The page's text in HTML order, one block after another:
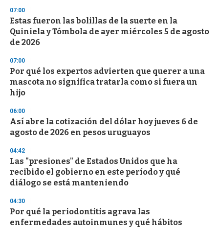
d
s
o
f
3
s
e
c
o
n
s
07:00
Estas fueron las bolillas de la suerte en la
Quiniela y Tómbola de ayer miércoles 5 de agosto
de 2026
07:00
Por qué los expertos advierten que querer a una
mascota no significa tratarla como si fuera un
hijo
06:00
Así abre la cotización del dólar hoy jueves 6 de
agosto de 2026 en pesos uruguayos
04:42
Las "presiones" de Estados Unidos que ha
recibido el gobierno en este período y qué
diálogo se está manteniendo
04:30
Por qué la periodontitis agrava las
enfermedades autoinmunes y qué hábitos